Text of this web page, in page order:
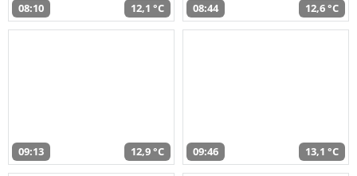
08:10 12,1 °C 08:44 12,6 °C
09:13 12,9 °C 09:46 13,1 °C